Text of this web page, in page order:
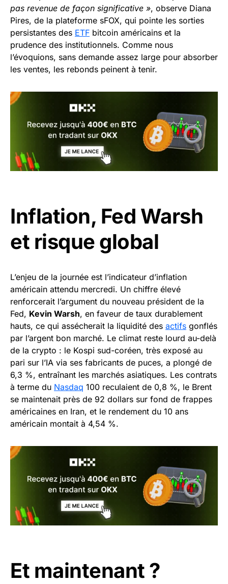
pas revenue de façon significative », observe Diana
Pires, de la plateforme sFOX, qui pointe les sorties
persistantes des ETF bitcoin américains et la
prudence des institutionnels. Comme nous
l’évoquions, sans demande assez large pour absorber
les ventes, les rebonds peinent à tenir.
Inflation, Fed Warsh
et risque global
L’enjeu de la journée est l’indicateur d’inflation
américain attendu mercredi. Un chiffre élevé
renforcerait l’argument du nouveau président de la
Fed, Kevin Warsh, en faveur de taux durablement
hauts, ce qui assécherait la liquidité des actifs gonflés
par l’argent bon marché. Le climat reste lourd au-delà
de la crypto : le Kospi sud-coréen, très exposé au
pari sur l’IA via ses fabricants de puces, a plongé de
6,3 %, entraînant les marchés asiatiques. Les contrats
à terme du Nasdaq 100 reculaient de 0,8 %, le Brent
se maintenait près de 92 dollars sur fond de frappes
américaines en Iran, et le rendement du 10 ans
américain montait à 4,54 %.
Et maintenant ?